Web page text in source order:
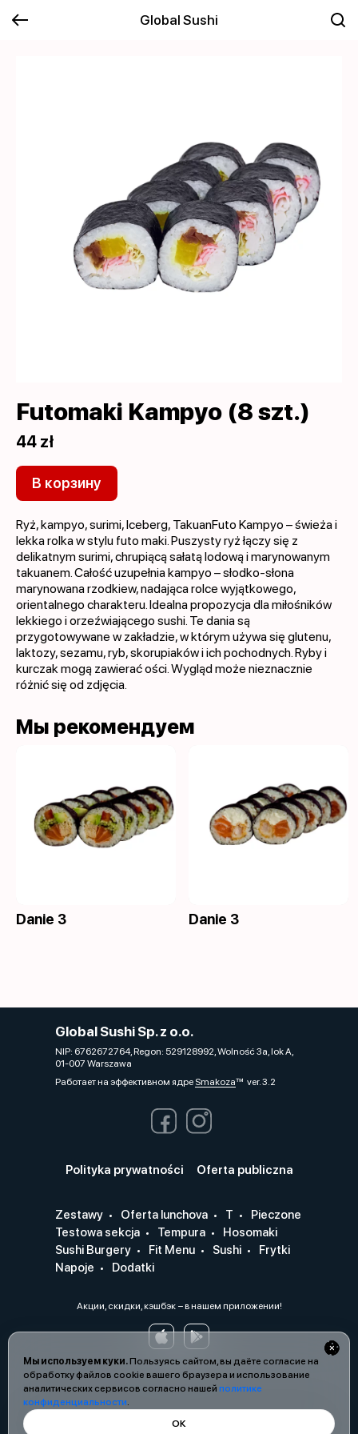
Global Sushi
Мы используем куки.Пользуясь сайтом, вы даёте согласие на
обработку файлов cookie вашего браузера и использование
аналитических сервисов согласно нашей политике
конфиденциальности.
ОК
Futomaki Kampyo (8 szt.)
44 zł
В корзину
Ryż, kampyo, surimi, Iceberg, TakuanFuto Kampyo – świeża i
lekka rolka w stylu futo maki. Puszysty ryż łączy się z
delikatnym surimi, chrupiącą sałatą lodową i marynowanym
takuanem. Całość uzupełnia kampyo – słodko-słona
marynowana rzodkiew, nadająca rolce wyjątkowego,
orientalnego charakteru. Idealna propozycja dla miłośników
lekkiego i orzeźwiającego sushi. Te dania są
przygotowywane w zakładzie, w którym używa się glutenu,
laktozy, sezamu, ryb, skorupiaków i ich pochodnych. Ryby i
kurczak mogą zawierać ości. Wygląd może nieznacznie
różnić się od zdjęcia.
Мы рекомендуем
Danie 3 Danie 3
Global Sushi Sp. z o.o.
NIP: 6762672764, Regon: 529128992, Wolność 3a, lok A,
01-007 Warszawa
Работает на эффективном ядре Smakozaver. 3.2
Polityka prywatności Oferta publiczna
Zestawy Oferta lunchova T
Pieczone
Testowa sekcja
Tempura
Hosomaki
Sushi Burgery
Fit Menu Sushi
Frytki
Napoje
Dodatki
Акции, скидки, кэшбэк − в нашем приложении!